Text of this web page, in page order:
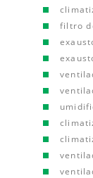
filtro